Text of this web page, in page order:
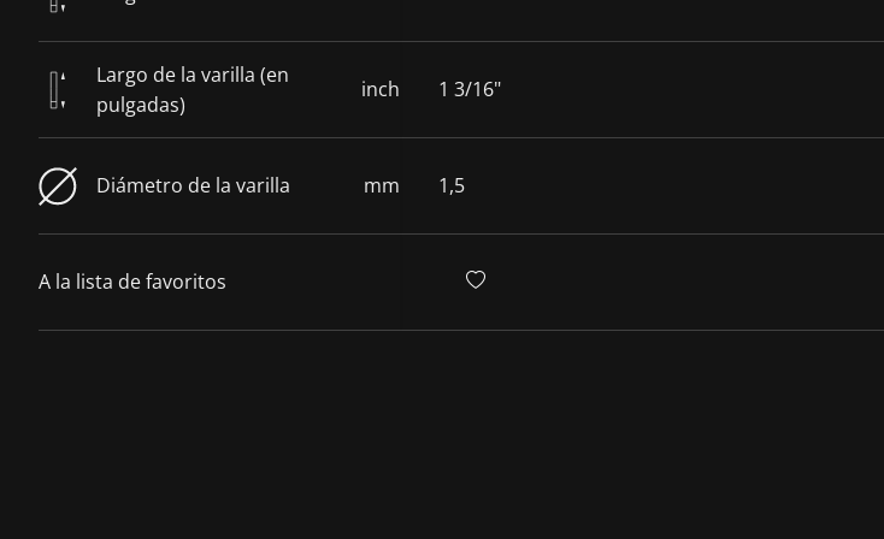
Largo de la varilla (en
pulgadas)
inch 1 3/16"
Diámetro de la varilla mm 1,5
A la lista de favoritos